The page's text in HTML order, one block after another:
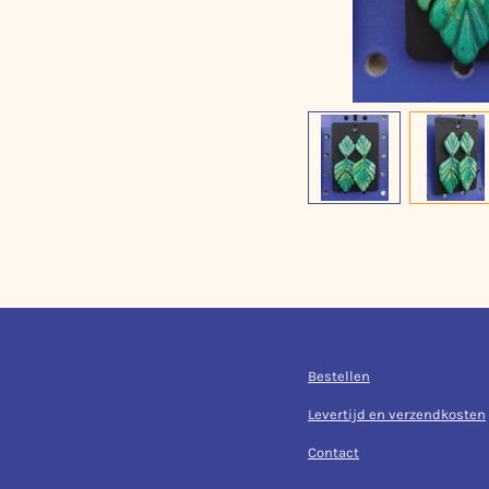
Bestellen
Levertijd en verzendkosten
Contact